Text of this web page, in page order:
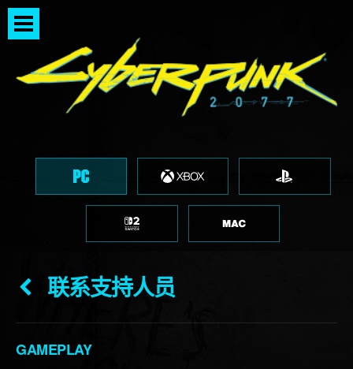
联系支持人员
GAMEPLAY